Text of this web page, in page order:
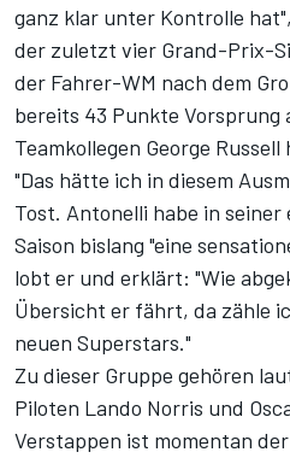
ganz klar unter Kontrolle
der zuletzt vier Grand-Prix-
der Fahrer-WM nach dem
bereits 43 Punkte Vorsprung
Teamkollegen George Russell
"Das hätte ich in diesem
Tost. Antonelli habe in
Saison bislang "eine
lobt er und erklärt: "Wie
Übersicht er fährt, da zähle
neuen Superstars."
Zu dieser Gruppe gehören
Piloten Lando Norris und
Verstappen ist momentan